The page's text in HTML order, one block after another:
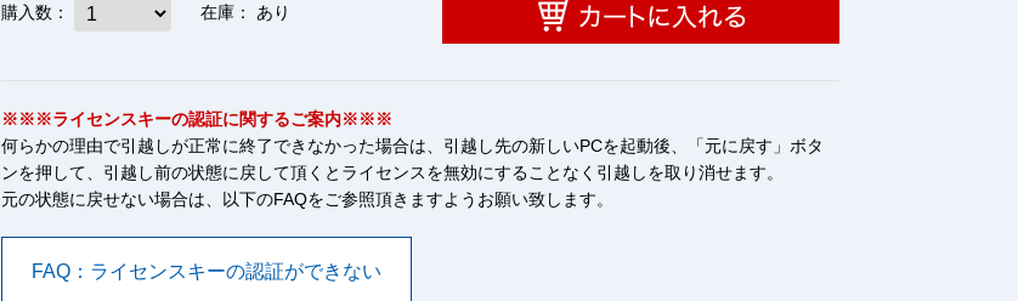
購入数： 在庫： あり
※※※ライセンスキーの認証に関するご案内※※※
何らかの理由で引越しが正常に終了できなかった場合は、引越し先の新しいPCを起動後、「元に戻す」ボタ
ンを押して、引越し前の状態に戻して頂くとライセンスを無効にすることなく引越しを取り消せます。
元の状態に戻せない場合は、以下のFAQをご参照頂きますようお願い致します。
FAQ：ライセンスキーの認証ができない